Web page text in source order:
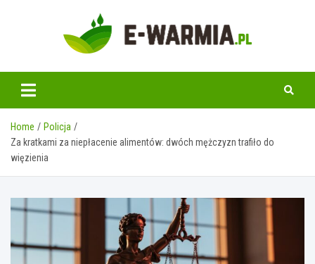
www.e-warmia.pl
Home
Policja
Za kratkami za niepłacenie alimentów: dwóch mężczyzn trafiło do
więzienia